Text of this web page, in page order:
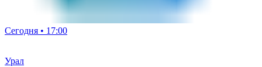
Сегодня • 17:00
Урал